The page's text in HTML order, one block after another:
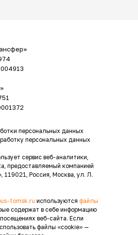
персональных данных
персональных данных
сервис веб-аналитики,
предоставляемый компанией
Россия, Москва, ул. Л.
tomsk.ru используются файлы
содержат в себе информацию
веб-сайта. Если
файлы «cookie» —